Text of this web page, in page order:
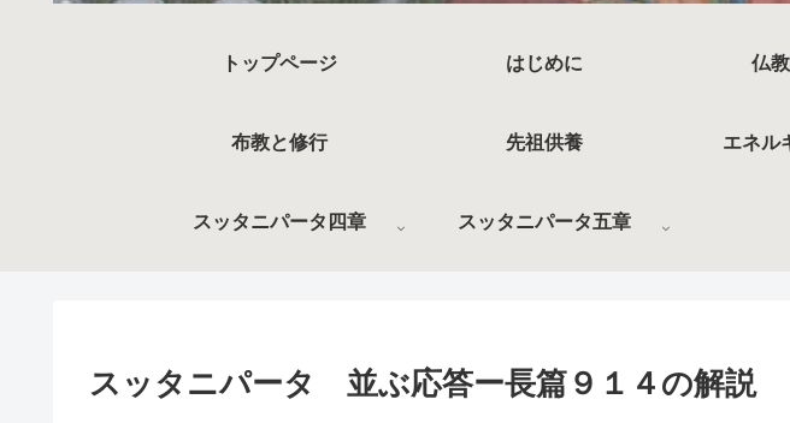
トップページ はじめに 仏
布教と修行 先祖供養 エネル
スッタニパータ四章 スッタニパータ五章
スッタニパータ 並ぶ応答ー長篇９１４の解説